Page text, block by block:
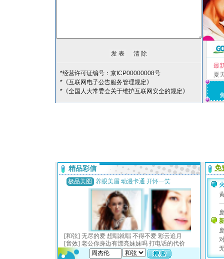
*经营许可证编号：京ICP00000008号
*《互联网电子公告服务管理规定》
*《全国人大常委会关于维护互联网安全的规定》
最
夏